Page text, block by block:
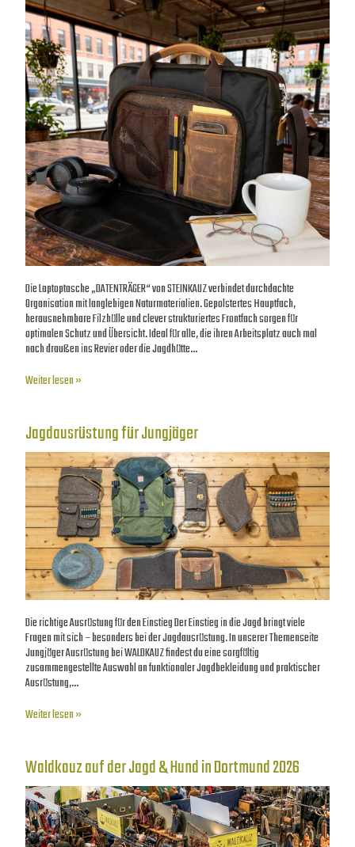
Die Laptoptasche „DATENTRÄGER“ von STEINKAUZ verbindet durchdachte
Organisation mit langlebigen Naturmaterialien. Gepolstertes Hauptfach,
herausnehmbare Filzhülle und clever strukturiertes Frontfach sorgen für
optimalen Schutz und Übersicht. Ideal für alle, die ihren Arbeitsplatz auch mal
nach draußen ins Revier oder die Jagdhütte…
Weiter lesen »
Jagdausrüstung für Jungjäger
Die richtige Ausrüstung für den Einstieg Der Einstieg in die Jagd bringt viele
Fragen mit sich – besonders bei der Jagdausrüstung. In unserer Themenseite
Jungjäger Ausrüstung bei WALDKAUZ findest du eine sorgfältig
zusammengestellte Auswahl an funktionaler Jagdbekleidung und praktischer
Ausrüstung,…
Weiter lesen »
Waldkauz auf der Jagd & Hund in Dortmund 2026